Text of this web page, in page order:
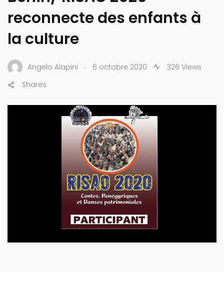
reconnecte des enfants à
la culture
Angelo Alapini . 6 octobre 2020
326 Views
Shares